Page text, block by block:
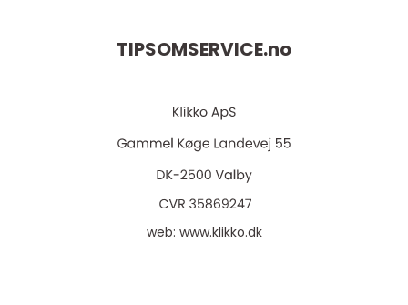
TIPSOMSERVICE.no
web: www.klikko.dk